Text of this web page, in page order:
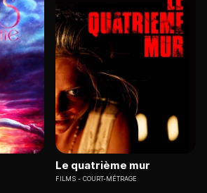
Le quatrième mur
FILMS COURT-MÉTRAGE